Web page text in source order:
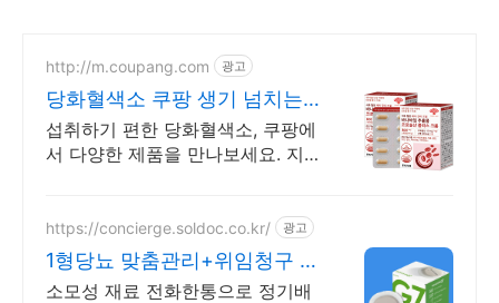
http://m.coupang.com 광고
당화혈색소 쿠팡 생기 넘치는
하루 활력을
섭취하기 편한 당화혈색소, 쿠팡에
서 다양한 제품을 만나보세요. 지
https://concierge.soldoc.co.kr/ 광고
1형당뇨 맞춤관리+위임청구 복
잡한 청구 절차 ZERO
소모성 재료 전화한통으로 정기배